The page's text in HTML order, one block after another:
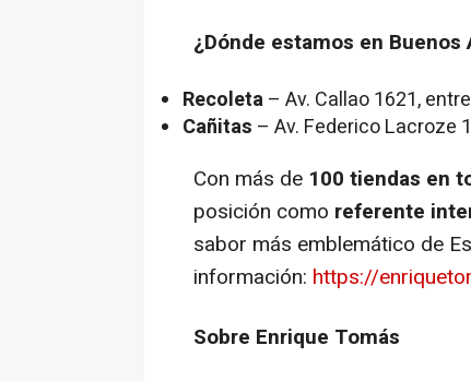
¿Dónde estamos en Buenos
Recoleta– Av. Callao 1621,
Cañitas – Av. Federico Lacroze
Con más de 100 tiendas en
posición como referente
sabor más emblemático de
información: https://
Sobre Enrique Tomás